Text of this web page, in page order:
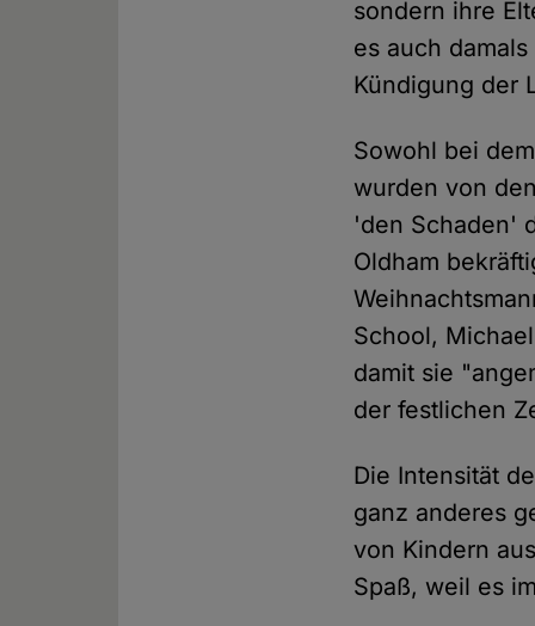
sondern ihre
es auch
Kündigung der
Sowohl bei
wurden von
'den Schaden'
Oldham
School,
damit sie
der festlichen
Die Intensität
ganz anderes
von Kindern
Spaß, weil es